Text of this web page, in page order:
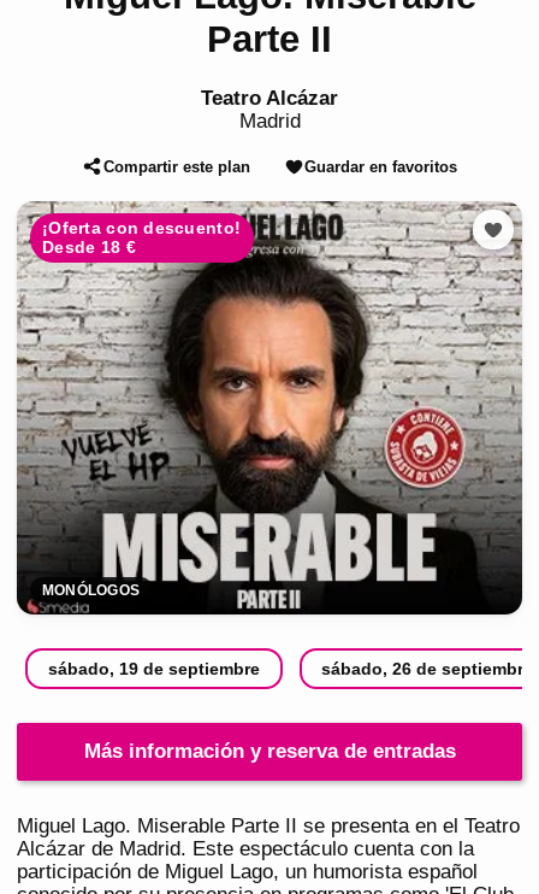
Parte II
Teatro Alcázar
Madrid
Compartir este plan Guardar en favoritos
¡Oferta con descuento!
Desde 18 €
MONÓLOGOS
sábado, 19 de septiembre sábado, 26 de septiembre
Más información y reserva de entradas
Miguel Lago. Miserable Parte II se presenta en el Teatro
Alcázar de Madrid. Este espectáculo cuenta con la
participación de Miguel Lago, un humorista español